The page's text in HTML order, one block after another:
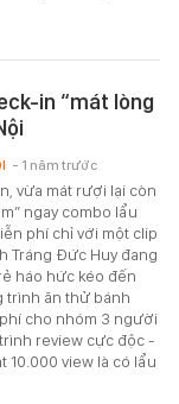
in “mát lòng
vừa mát rượi lại còn
ngay combo lẩu
phí chỉ với một clip
Tráng Đức Huy đang
háo hức kéo đến
trình ăn thử bánh
cho nhóm 3 người
review cực độc -
10.000 view là có lẩu
- 1 năm trước